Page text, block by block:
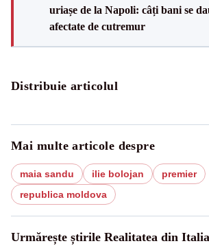
uriașe de la Napoli: câți bani se
afectate de cutremur
Distribuie articolul
Mai multe articole despre
maia sandu ilie bolojan
premier
republica moldova
Urmărește știrile Realitatea din